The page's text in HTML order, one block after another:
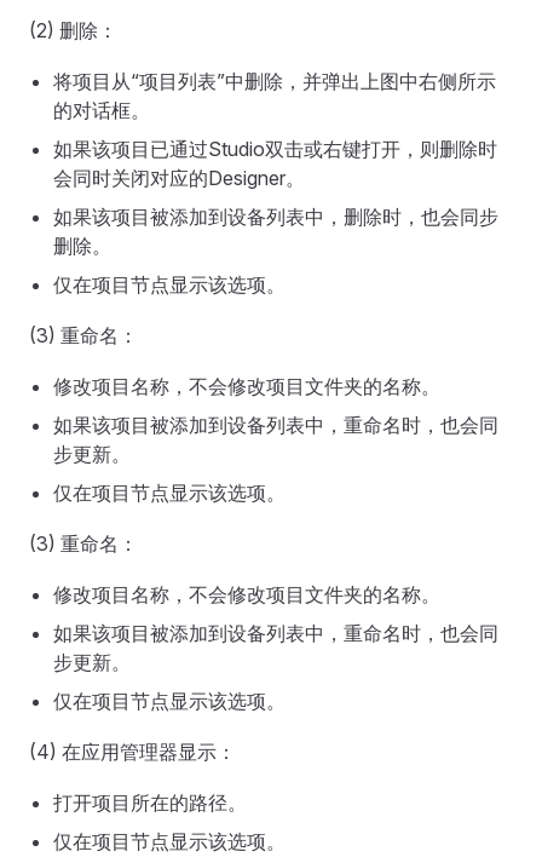
(2) 删除：
将项目从“项目列表”中删除，并弹出上图中右侧所示
的对话框。
如果该项目已通过Studio双击或右键打开，则删除时
会同时关闭对应的Designer。
如果该项目被添加到设备列表中，删除时，也会同步
删除。
仅在项目节点显示该选项。
(3) 重命名：
修改项目名称，不会修改项目文件夹的名称。
如果该项目被添加到设备列表中，重命名时，也会同
步更新。
仅在项目节点显示该选项。
(3) 重命名：
修改项目名称，不会修改项目文件夹的名称。
如果该项目被添加到设备列表中，重命名时，也会同
步更新。
仅在项目节点显示该选项。
(4) 在应用管理器显示：
打开项目所在的路径。
仅在项目节点显示该选项。